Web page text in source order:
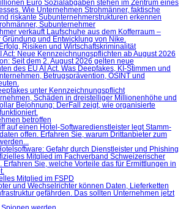
Subunternehmer
Risiken und Wirtschaftskriminalität
unter Kennzeichnungspflicht
betroffen
Gefahr durch Dienstleister und Phishing
Mitglied im FSPD